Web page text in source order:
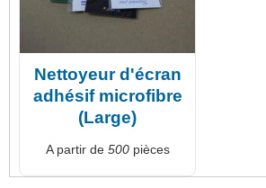
Nettoyeur d'écran
adhésif microfibre
(Large)
A partir de 500pièces